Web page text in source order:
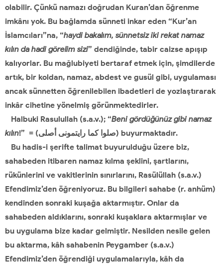
olabilir. Çünkü namazı doğrudan Kuran’dan öğrenme
imkânı yok. Bu bağlamda sünneti inkar eden “Kur’an
İslamcıları”na, “haydi bakalım, sünnetsiz iki rekat namaz
kılın da hadi görelim sizi” dendiğinde, tabir caizse apışıp
kalıyorlar. Bu mağlubiyeti bertaraf etmek için, şimdilerde
artık, bir koldan, namaz, abdest ve gusül gibi, uygulaması
ancak sünnetten öğrenilebilen ibadetleri de yozlaştırarak
inkâr cihetine yönelmiş görünmektedirler.
Halbuki Rasulullah (s.a.v.); “Beni gördüğünüz gibi namaz
kılın
!” = (صلوا كما رايتمونى أصلى) buyurmaktadır.
Bu hadis-i şerifte talimat buyurulduğu üzere biz,
sahabeden itibaren namaz kılma şeklini, şartlarını,
rükünlerini ve vakitlerinin sınırlarını, Rasülüllah (s.a.v.)
Efendimiz’den öğreniyoruz. Bu bilgileri sahabe (r. anhüm)
kendinden sonraki kuşağa aktarmıştır. Onlar da
sahabeden aldıklarını, sonraki kuşaklara aktarmışlar ve
bu uygulama bize kadar gelmiştir. Nesilden nesile gelen
bu aktarma, kâh sahabenin Peygamber (s.a.v.)
Efendimiz’den öğrendiği uygulamalarıyla, kâh da